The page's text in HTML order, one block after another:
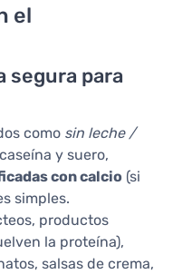
el
segura para
como sin leche /
y suero,
con calcio (si
simples.
productos
la proteína),
salsas de crema,